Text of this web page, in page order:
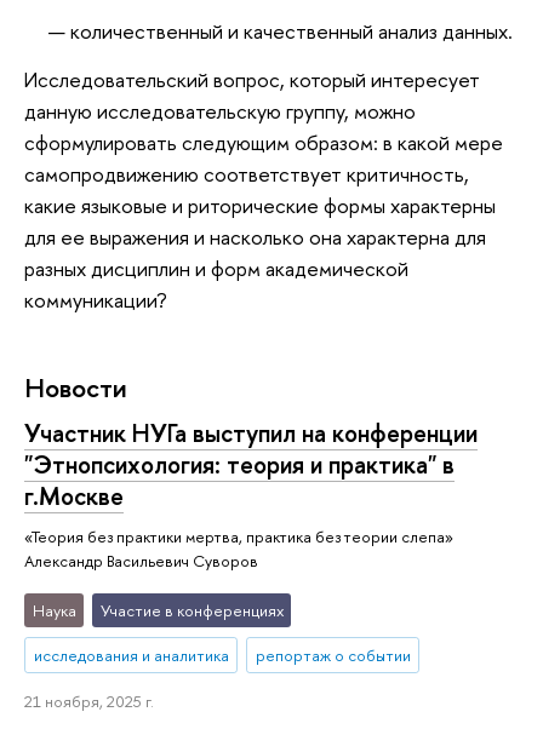
количественный и качественный анализ данных.
Исследовательский вопрос, который интересует
данную исследовательскую группу, можно
сформулировать следующим образом: в какой мере
самопродвижению соответствует критичность,
какие языковые и риторические формы характерны
для ее выражения и насколько она характерна для
разных дисциплин и форм академической
коммуникации?
Новости
Участник НУГа выступил на конференции
"Этнопсихология: теория и практика" в
г.Москве
«Теория без практики мертва, практика без теории слепа»
Александр Васильевич Суворов
Наука Участие в конференциях
исследования и аналитика репортаж о событии
21 ноября, 2025 г.